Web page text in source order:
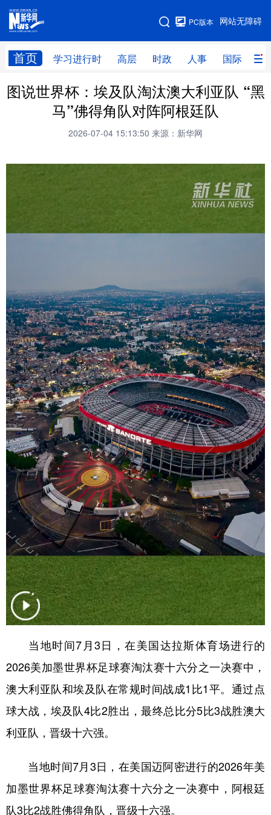
网站无障碍
PC版本
首页 学习进行时 高层 时政 人事 国际 财
网站地图
学习进行时 高层 时政 人事
财经 网评
军事
视频
学术中国 乡村振兴 银龄 溯源中国
城市 旅游 能源 会展
彩票 娱乐 时尚 悦读
公益 一带一路 亚太网 上市公司
文化产业
地方频道
北京 天津 河北 山西
辽宁 吉林 上海 江苏
浙江 安徽 福建 江西
山东 河南 湖北 湖南
广东 广西 海南 重庆
四川 贵州 云南 西藏
陕西 甘肃 青海 宁夏
新疆 内蒙古 黑龙江
多语种频道
English Español Français عربى
Deutsch Português
图说世界杯：埃及队淘汰澳大利亚队 “黑
马”佛得角队对阵阿根廷队
2026-07-04 15:13:50 来源：新华网
当地时间7月3日，在美国达拉斯体育场进行的
2026美加墨世界杯足球赛淘汰赛十六分之一决赛中，
澳大利亚队和埃及队在常规时间战成1比1平。通过点
球大战，埃及队4比2胜出，最终总比分5比3战胜澳大
利亚队，晋级十六强。
当地时间7月3日，在美国迈阿密进行的2026年美
加墨世界杯足球赛淘汰赛十六分之一决赛中，阿根廷
队3比2战胜佛得角队，晋级十六强。